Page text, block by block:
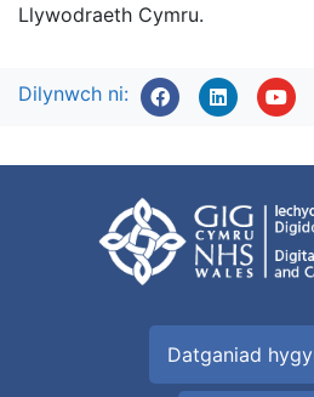
Llywodraeth Cymru.
Dilynwch ni:
Datganiad